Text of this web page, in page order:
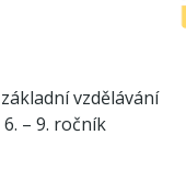
vzdělávání
– 9. ročník